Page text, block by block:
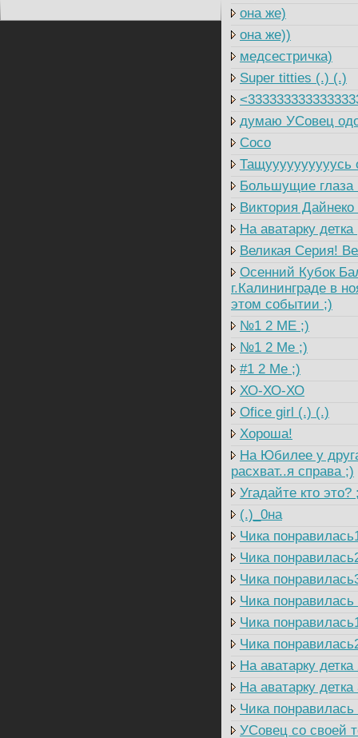
она же)
она же))
медсестричка)
Super titties (.) (.)
думаю УСовец
Coco
Тащуууууууууусь
Большущие глаза
Виктория
На аватарку детка
Великая Серия!
Осенний Кубок
г.Калининграде в
этом событии ;)
№1 2 ME ;)
№1 2 Me ;)
#1 2 Me ;)
ХО-ХО-ХО
Ofice girl (.) (.)
Хороша!
На Юбилее у
расхват..я справа ;)
Угадайте кто это?
(.)_0на
Чика
Чика
Чика
Чика
Чика
Чика
На аватарку детка
На аватарку детка
Чика понравилась
УСовец со своей